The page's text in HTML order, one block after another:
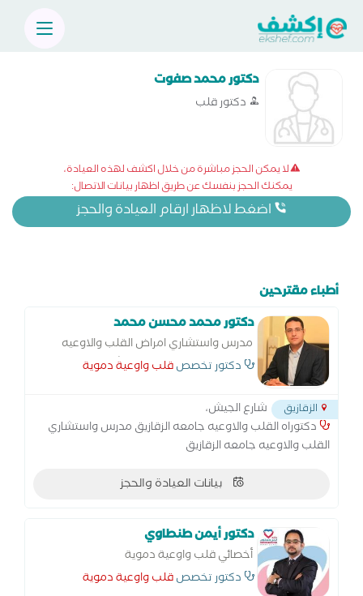
دكتور محمد صفوت
دكتور قلب
لا يمكن الحجز مباشرة من خلال اكشف لهذه العيادة،
يمكنك الحجز بنفسك عن طريق اظهار بيانات الاتصال:
اضغط لاظهار ارقام العيادة والحجز
أطباء مقترحين
دكتور محمد محسن محمد
مدرس واستشاري امراض القلب والاوعيه
الدمويه جامعه الزقازيق استشاري اضطربات
دكتور تخصصقلب واوعية دموية
الزقازيق
شارع الجيش،
دكتوراه القلب والاوعيه جامعه الزقازيق مدرس واستشاري
القلب والاوعيه جامعه الزقازيق
بيانات العيادة والحجز
دكتور أيمن طنطاوي
أخصائي قلب واوعية دموية
دكتور تخصصقلب واوعية دموية